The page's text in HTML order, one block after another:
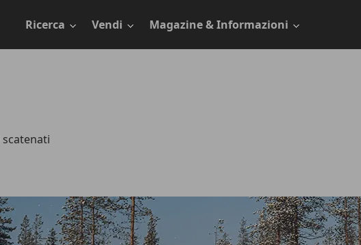
Ricerca Vendi Magazine & Informazioni
scatenati